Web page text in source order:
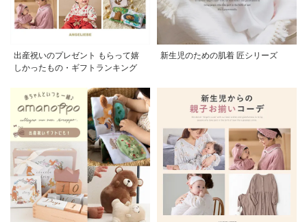
出産祝いのプレゼント もらって嬉
しかったもの・ギフトランキング
新生児のための肌着 匠シリーズ